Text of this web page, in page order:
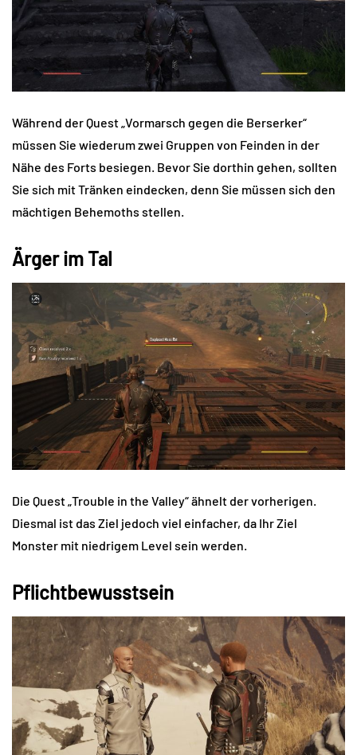
Während der Quest „Vormarsch gegen die Berserker“
müssen Sie wiederum zwei Gruppen von Feinden in der
Nähe des Forts besiegen. Bevor Sie dorthin gehen, sollten
Sie sich mit Tränken eindecken, denn Sie müssen sich den
mächtigen Behemoths stellen.
Ärger im Tal
Die Quest „Trouble in the Valley“ ähnelt der vorherigen.
Diesmal ist das Ziel jedoch viel einfacher, da Ihr Ziel
Monster mit niedrigem Level sein werden.
Pflichtbewusstsein